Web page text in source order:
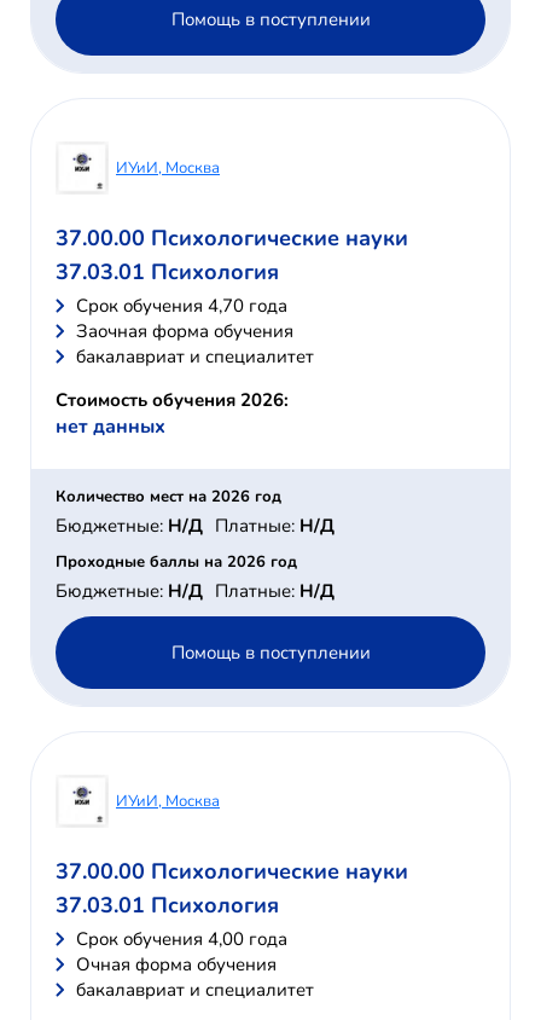
Помощь в поступлении
ИУиИ, Москва
37.00.00 Психологические науки
37.03.01 Психология
Cрок обучения 4,70 года
Заочная форма обучения
бакалавриат и специалитет
Стоимость обучения 2026:
нет данных
Количество мест на 2026 год
Бюджетные: Н/Д Платные: Н/Д
Проходные баллы на 2026 год
Бюджетные: Н/Д Платные: Н/Д
Помощь в поступлении
ИУиИ, Москва
37.00.00 Психологические науки
37.03.01 Психология
Cрок обучения 4,00 года
Очная форма обучения
бакалавриат и специалитет